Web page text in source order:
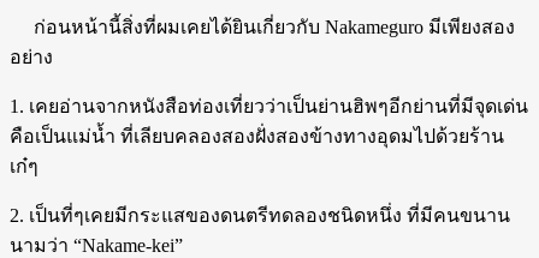
ก่อนหน้านี้สิ่งที่ผมเคยได้ยินเกี่ยวกับ Nakameguro มีเพียงสอง
อย่าง
1. เคยอ่านจากหนังสือท่องเที่ยวว่าเป็นย่านฮิพๆอีกย่านที่มีจุดเด่น
คือเป็นแม่น้ำ ที่เลียบคลองสองฝั่งสองข้างทางอุดมไปด้วยร้าน
เก๋ๆ
2. เป็นที่ๆเคยมีกระแสของดนตรีทดลองชนิดหนึ่ง ที่มีคนขนาน
นามว่า “Nakame-kei”